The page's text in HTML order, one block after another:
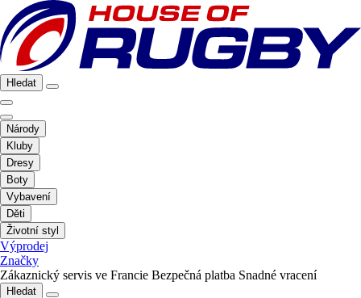
Hledat
Národy
Kluby
Dresy
Boty
Vybavení
Děti
Životní styl
Výprodej
Značky
Zákaznický servis ve Francie Bezpečná platba Snadné vracení
Hledat